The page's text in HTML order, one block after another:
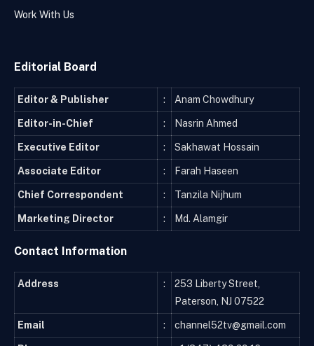
Work With Us
Editorial Board
Editor & Publisher : Anam Chowdhury
Editor-in-Chief : Nasrin Ahmed
Executive Editor : Sakhawat Hossain
Associate Editor : Farah Haseen
Chief Correspondent : Tanzila Nijhum
Marketing Director : Md. Alamgir
Contact Information
Address :
253 Liberty Street,
Paterson, NJ 07522
Email : channel52tv@gmail.com